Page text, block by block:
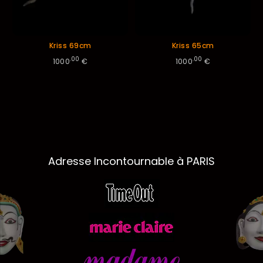
Kriss 69cm
1000.00 €
Kriss 65cm
1000.00 €
Adresse Incontournable à PARIS